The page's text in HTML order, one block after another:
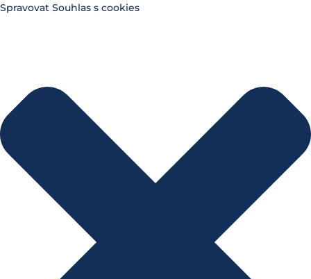
Spravovat Souhlas s cookies